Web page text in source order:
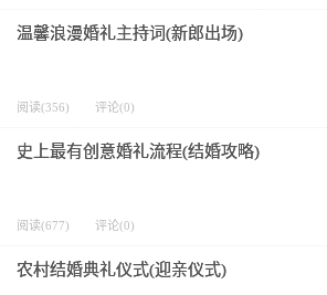
温馨浪漫婚礼主持词(新郎出场)
阅读(356) 评论(0)
史上最有创意婚礼流程(结婚攻略)
阅读(677) 评论(0)
农村结婚典礼仪式(迎亲仪式)